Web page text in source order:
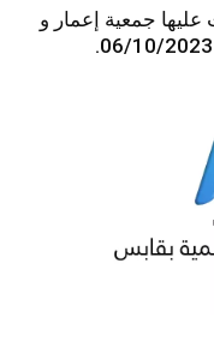
عليها جمعية إعمار و